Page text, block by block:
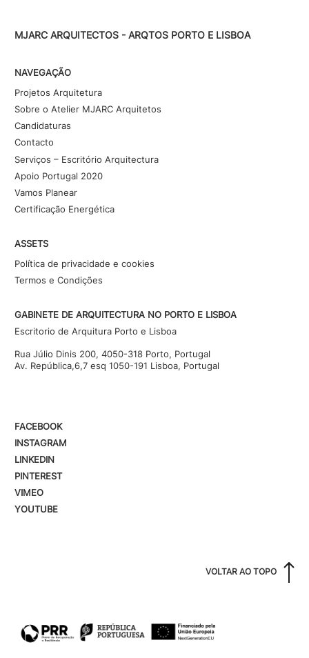
MJARC ARQUITECTOS - ARQTOS PORTO E LISBOA
NAVEGAÇÃO
Projetos Arquitetura
Sobre o Atelier MJARC Arquitetos
Candidaturas
Contacto
Serviços – Escritório Arquitectura
Apoio Portugal 2020
Vamos Planear
Certificação Energética
ASSETS
Política de privacidade e cookies
Termos e Condições
GABINETE DE ARQUITECTURA NO PORTO E LISBOA
Escritorio de Arquitura Porto e Lisboa
Rua Júlio Dinis 200, 4050-318 Porto, Portugal
Av. República,6,7 esq 1050-191 Lisboa, Portugal
FACEBOOK
INSTAGRAM
LINKEDIN
PINTEREST
VIMEO
YOUTUBE
VOLTAR AO TOPO